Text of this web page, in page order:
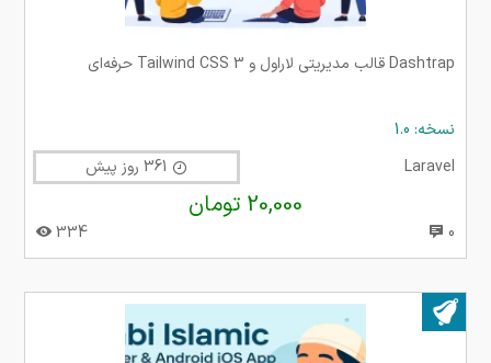
Dashtrap قالب مدیریتی لاراول و Tailwind CSS 3 حرفه‌ای
نسخه: 1.0
Laravel
20,000 تومان
0
334